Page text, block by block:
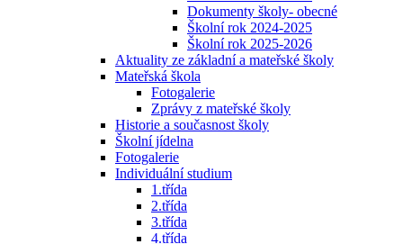
Dokumenty školy- obecné
Školní rok 2024-2025
Školní rok 2025-2026
Aktuality ze základní a mateřské školy
Mateřská škola
Fotogalerie
Zprávy z mateřské školy
Historie a současnost školy
Školní jídelna
Fotogalerie
Individuální studium
1.třída
2.třída
3.třída
4.třída